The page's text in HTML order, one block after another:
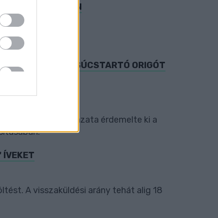
A FACEBOOKON
CSÚCSTARTÓ ORIGÓT
pályázó 41 pályázata érdemelte ki a
ÍVEKET
A visszaküldési arány tehát alig 18